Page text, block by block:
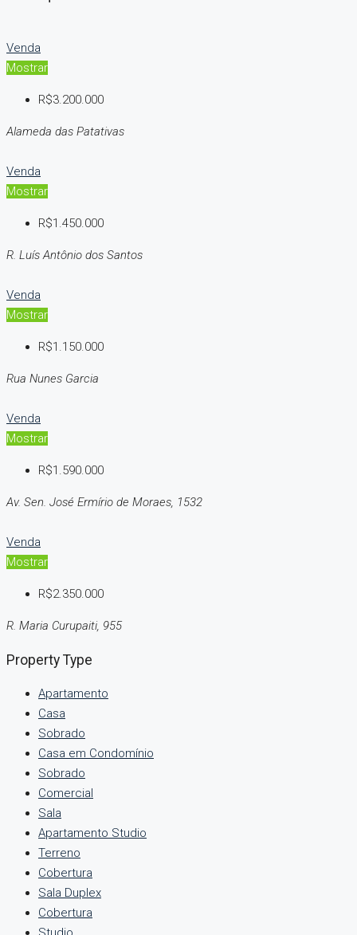
Venda
Mostrar
R$3.200.000
Alameda das Patativas
Venda
Mostrar
R$1.450.000
R. Luís Antônio dos Santos
Venda
Mostrar
R$1.150.000
Rua Nunes Garcia
Venda
Mostrar
R$1.590.000
Av. Sen. José Ermírio de Moraes, 1532
Venda
Mostrar
R$2.350.000
R. Maria Curupaiti, 955
Property Type
Apartamento
Casa
Sobrado
Casa em Condomínio
Sobrado
Comercial
Sala
Apartamento Studio
Terreno
Cobertura
Sala Duplex
Cobertura